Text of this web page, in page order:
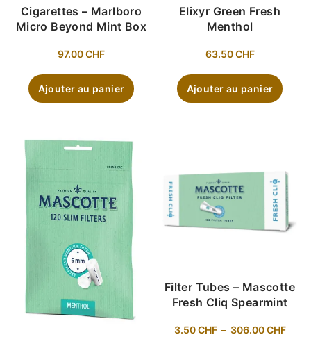
Cigarettes – Marlboro
Micro Beyond Mint Box
97.00CHF
Ajouter au panier
Elixyr Green Fresh
Menthol
63.50CHF
Ajouter au panier
Filter Tubes – Mascotte
Fresh Cliq Spearmint
3.50CHF – 306.00CHF